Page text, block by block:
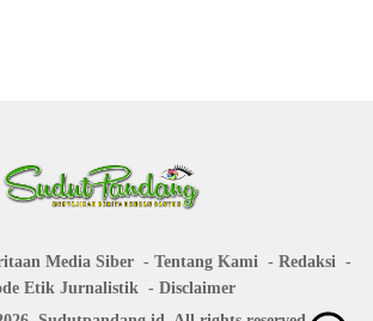
Media Siber Tentang Kami
Redaksi
Etik Jurnalistik
Disclaimer